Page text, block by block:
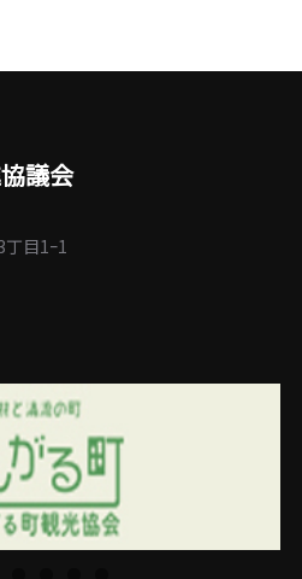
enmaibun
議会
目1ｰ1